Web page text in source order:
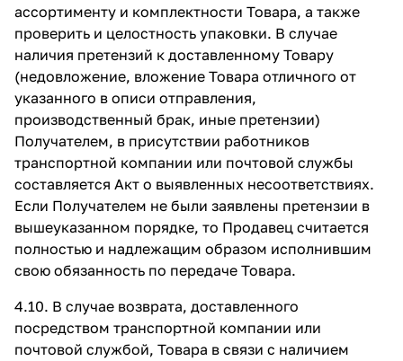
ассортименту и комплектности Товара, а также
проверить и целостность упаковки. В случае
наличия претензий к доставленному Товару
(недовложение, вложение Товара отличного от
указанного в описи отправления,
производственный брак, иные претензии)
Получателем, в присутствии работников
транспортной компании или почтовой службы
составляется Акт о выявленных несоответствиях.
Если Получателем не были заявлены претензии в
вышеуказанном порядке, то Продавец считается
полностью и надлежащим образом исполнившим
свою обязанность по передаче Товара.
4.10. В случае возврата, доставленного
посредством транспортной компании или
почтовой службой, Товара в связи с наличием